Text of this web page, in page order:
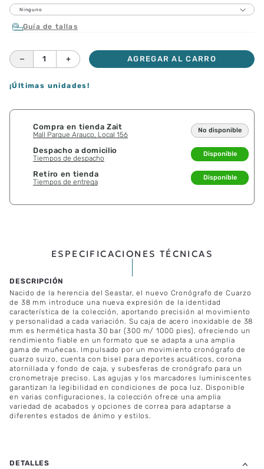
Ninguno
Guía de tallas
＋
－ AGREGAR AL CARRO
¡Últimas unidades!
Compra en tienda Zait
Mall Parque Arauco, Local 156
No disponible
Despacho a domicilio
Tiempos de despacho
Disponible
Retiro en tienda
Tiempos de entrega
Disponible
ESPECIFICACIONES TÉCNICAS
Nacido de la herencia del Seastar, el nuevo Cronógrafo de Cuarzo
de 38 mm introduce una nueva expresión de la identidad
característica de la colección, aportando precisión al movimiento
y personalidad a cada variación. Su caja de acero inoxidable de 38
mm es hermética hasta 30 bar (300 m/ 1000 pies), ofreciendo un
rendimiento fiable en un formato que se adapta a una amplia
gama de muñecas. Impulsado por un movimiento cronógrafo de
cuarzo suizo, cuenta con bisel para deportes acuáticos, corona
atornillada y fondo de caja, y subesferas de cronógrafo para un
cronometraje preciso. Las agujas y los marcadores luminiscentes
garantizan la legibilidad en condiciones de poca luz. Disponible
en varias configuraciones, la colección ofrece una amplia
variedad de acabados y opciones de correa para adaptarse a
diferentes estados de ánimo y estilos.